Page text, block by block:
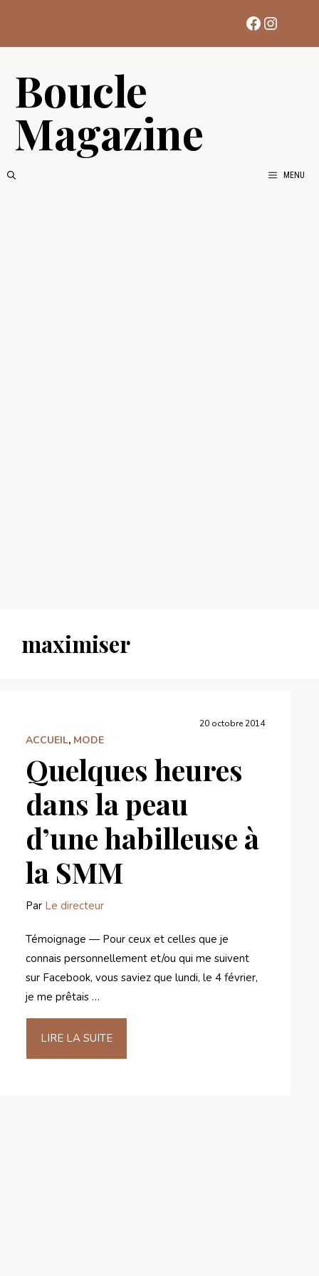
contenu
Facebook
Boucle
Magazine
MENU
maximiser
20 octobre 2014
ACCUEIL, MODE
Quelques heures
dans la peau
d’une habilleuse à
la SMM
Par Le directeur
Témoignage — Pour ceux et celles que je
connais personnellement et/ou qui me suivent
sur Facebook, vous saviez que lundi, le 4 février,
je me prêtais …
LIRE LA SUITE